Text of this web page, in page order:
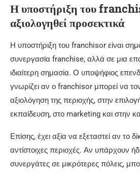
Η υποστήριξη του
αξιολογηθεί προσεκτικά
Η υποστήριξη του franchisor είναι
συνεργασία franchise, αλλά σε μια
ιδιαίτερη σημασία. Ο υποψήφιος
γνωρίζει αν ο franchisor μπορεί να
αξιολόγηση της περιοχής, στην
εκπαίδευση, στο marketing και στην
Επίσης, έχει αξία να εξεταστεί αν το
αντίστοιχες περιοχές. Αν υπάρχουν
συνεργάτες σε μικρότερες πόλεις,